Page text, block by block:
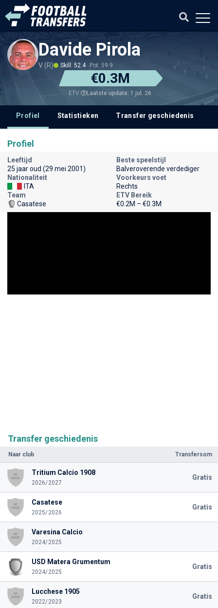
Davide Pirola
V (R) Skill: 52.4 Pot: 59.9
€0.3M
ETV Laatste update: 1 jul. 26
Profiel Statistieken Transfer geschiedenis
Transfer geschiedenis
Naar club Transfersom
Tritium Calcio 1908
2026/2027
Gratis
Casatese
2025/2026
Gratis
Varesina Calcio
2024/2025
USD Matera Grumentum
2024/2025
Gratis
Lucchese 1905
2022/2023
Gratis
Profiel
Leeftijd
25 jaar oud (29 mei 2001)
Beste speelstijl
Balveroverende verdediger
Nationaliteit
ITA
Voorkeurs voet
Rechts
Team
Casatese
ETV Bereik
€0.2M – €0.3M